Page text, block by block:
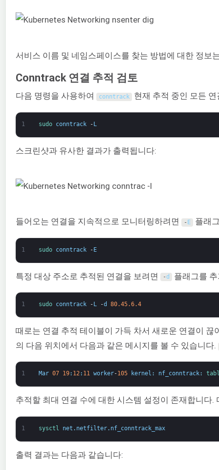
서비스 이름 및 네임스페이스를 찾는 방법에 대한 정보
Conntrack 연결 추적 검토
다음 명령을 사용하여 conntrack 현재 추적 중인 모든 연
1 sudo conntrack -L
스크린샷과 유사한 결과가 출력됩니다:
들어오는 연결을 지속적으로 모니터링하려면 - E 플래
1 sudo conntrack -E
특정 대상 주소로 추적된 연결을 보려면 -d 플래그를 추
1 sudo conntrack - L -d 80.45.6.4
때로는 연결 추적 테이블이 가득 차서 새로운 연결이
의 다음 위치에서 다음과 같은 메시지를 볼 수 있습니다.
1 Mar 07 19: 12: 11 worker-105 kernel : nf_conntrack:
추적할 최대 연결 수에 대한 시스템 설정이 존재합니다
1 sysctl net . netfilter. nf_conntrack_max
출력 결과는 다음과 같습니다: